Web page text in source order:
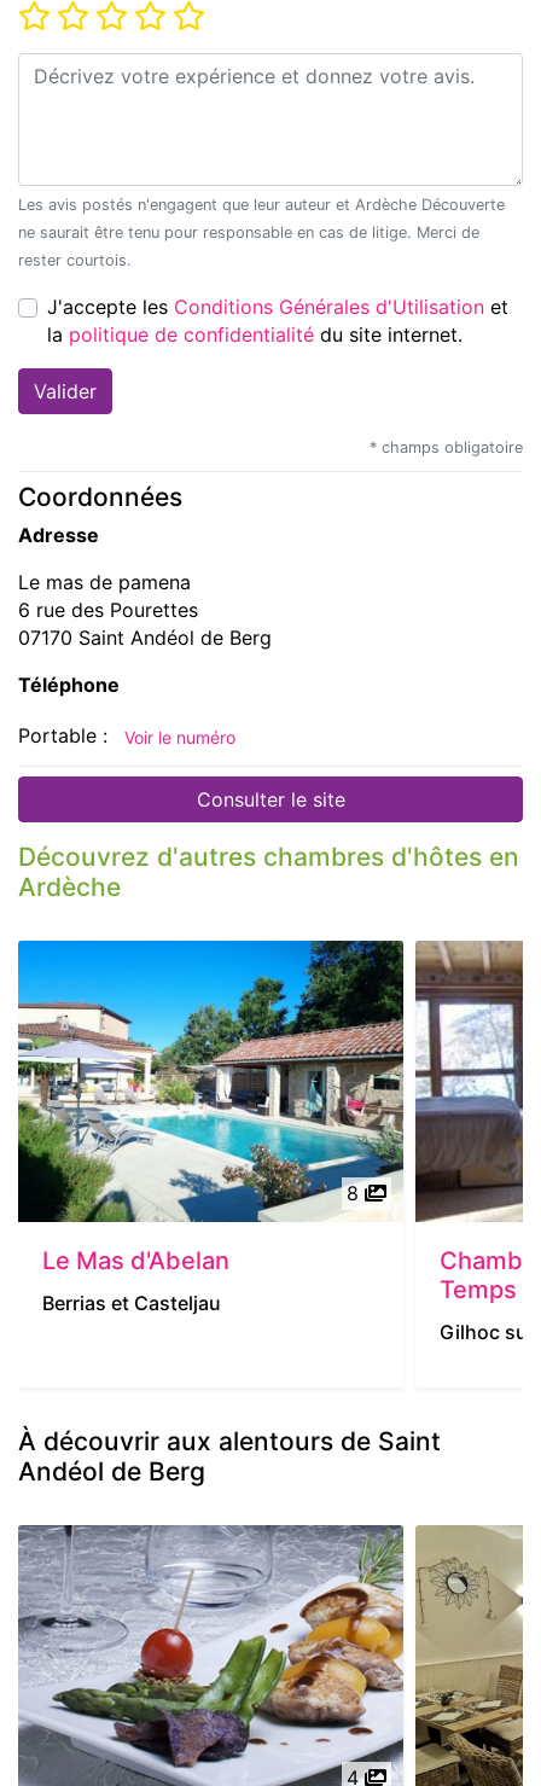
Note*
Commentaire*
Les avis postés n'engagent que leur auteur et Ardèche Découverte
ne saurait être tenu pour responsable en cas de litige. Merci de
rester courtois.
J'accepte les Conditions Générales d'Utilisation et
la
politique de confidentialité du site internet.
* champs obligatoire
Coordonnées
Adresse
Le mas de pamena
6 rue des Pourettes
07170 Saint Andéol de Berg
Téléphone
Portable : Voir le numéro
Consulter le site
Découvrez d'autres chambres d'hôtes en
Ardèche
8
Le Mas d'Abelan
Berrias et Casteljau
Temps
Gilhoc sur
À découvrir aux alentours de Saint
Andéol de Berg
4